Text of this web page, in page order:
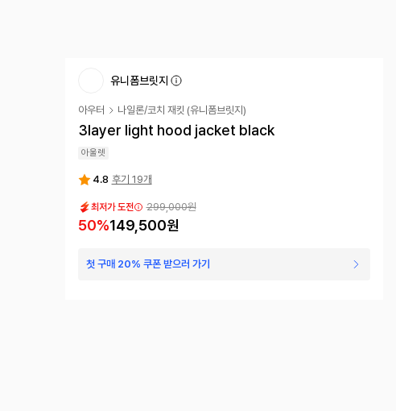
유니폼브릿지
아우터 나일론/코치 재킷 (유니폼브릿지 )
3layer light hood jacket black
아울렛
4.8 후기 19개
최저가 도전 299,000원
50%149,500원
첫 구매 20% 쿠폰 받으러 가기